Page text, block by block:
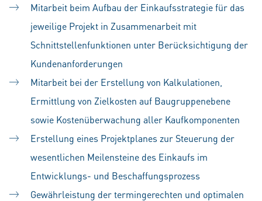
Mitarbeit beim Aufbau der Einkaufsstrategie für das
jeweilige Projekt in Zusammenarbeit mit
Schnittstellenfunktionen unter Berücksichtigung der
Kundenanforderungen
Mitarbeit bei der Erstellung von Kalkulationen,
Ermittlung von Zielkosten auf Baugruppenebene
sowie Kostenüberwachung aller Kaufkomponenten
Erstellung eines Projektplanes zur Steuerung der
wesentlichen Meilensteine des Einkaufs im
Entwicklungs- und Beschaffungsprozess
Gewährleistung der termingerechten und optimalen